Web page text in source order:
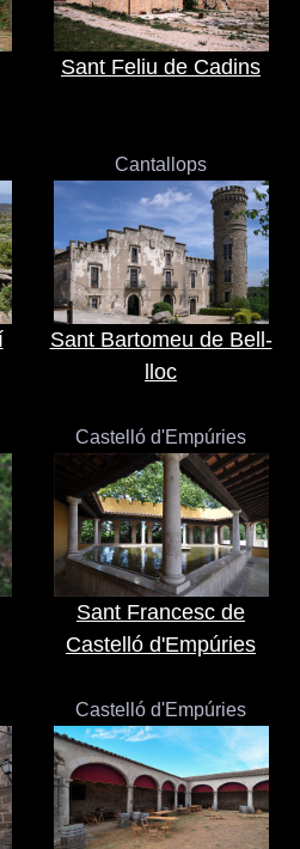
Sant Feliu de Cadins
Cantallops
Sant Bartomeu de Bell-
lloc
Castelló d'Empúries
Sant Francesc de
Castelló d'Empúries
Castelló d'Empúries